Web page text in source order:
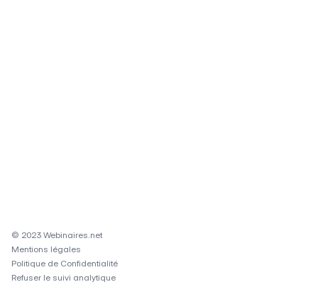
© 2023 Webinaires.net
Mentions légales
Politique de Confidentialité
Refuser le suivi analytique